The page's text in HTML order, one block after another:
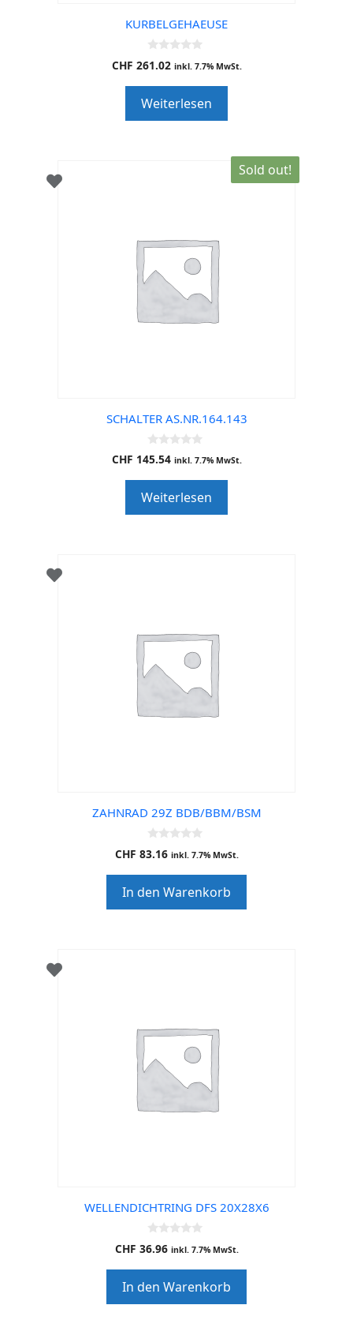
KURBELGEHAEUSE
0
o
o
f
5
CHF 261.02 inkl. 7.7% MwSt.
Weiterlesen
Sold out!
SCHALTER AS.NR.164.143
0
o
o
f
5
CHF 145.54 inkl. 7.7% MwSt.
Weiterlesen
ZAHNRAD 29Z BDB/BBM/BSM
0
o
o
f
5
CHF 83.16 inkl. 7.7% MwSt.
In den Warenkorb
WELLENDICHTRING DFS 20X28X6
0
o
o
f
5
CHF 36.96 inkl. 7.7% MwSt.
In den Warenkorb